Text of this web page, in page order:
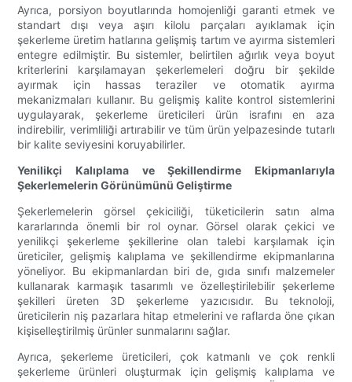
Ayrıca, porsiyon boyutlarında homojenliği garanti etmek ve
standart dışı veya aşırı kilolu parçaları ayıklamak için
şekerleme üretim hatlarına gelişmiş tartım ve ayırma sistemleri
entegre edilmiştir. Bu sistemler, belirtilen ağırlık veya boyut
kriterlerini karşılamayan şekerlemeleri doğru bir şekilde
ayırmak için hassas teraziler ve otomatik ayırma
mekanizmaları kullanır. Bu gelişmiş kalite kontrol sistemlerini
uygulayarak, şekerleme üreticileri ürün israfını en aza
indirebilir, verimliliği artırabilir ve tüm ürün yelpazesinde tutarlı
bir kalite seviyesini koruyabilirler.
Yenilikçi Kalıplama ve Şekillendirme Ekipmanlarıyla
Şekerlemelerin Görünümünü Geliştirme
Şekerlemelerin görsel çekiciliği, tüketicilerin satın alma
kararlarında önemli bir rol oynar. Görsel olarak çekici ve
yenilikçi şekerleme şekillerine olan talebi karşılamak için
üreticiler, gelişmiş kalıplama ve şekillendirme ekipmanlarına
yöneliyor. Bu ekipmanlardan biri de, gıda sınıfı malzemeler
kullanarak karmaşık tasarımlı ve özelleştirilebilir şekerleme
şekilleri üreten 3D şekerleme yazıcısıdır. Bu teknoloji,
üreticilerin niş pazarlara hitap etmelerini ve raflarda öne çıkan
kişiselleştirilmiş ürünler sunmalarını sağlar.
Ayrıca, şekerleme üreticileri, çok katmanlı ve çok renkli
şekerleme ürünleri oluşturmak için gelişmiş kalıplama ve